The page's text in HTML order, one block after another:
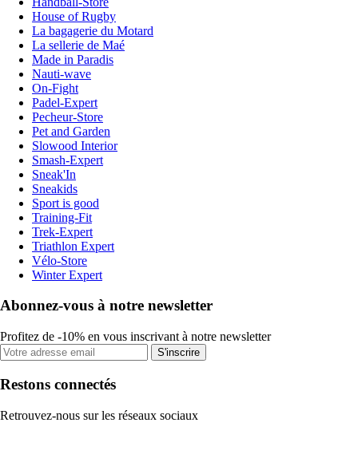
House of Rugby
La bagagerie du Motard
La sellerie de Maé
Made in Paradis
Nauti-wave
On-Fight
Padel-Expert
Pecheur-Store
Pet and Garden
Slowood Interior
Smash-Expert
Sneak'In
Sneakids
Sport is good
Training-Fit
Trek-Expert
Triathlon Expert
Vélo-Store
Winter Expert
Abonnez-vous à notre newsletter
Profitez de -10% en vous inscrivant à notre newsletter
S'inscrire
Restons connectés
Retrouvez-nous sur les réseaux sociaux